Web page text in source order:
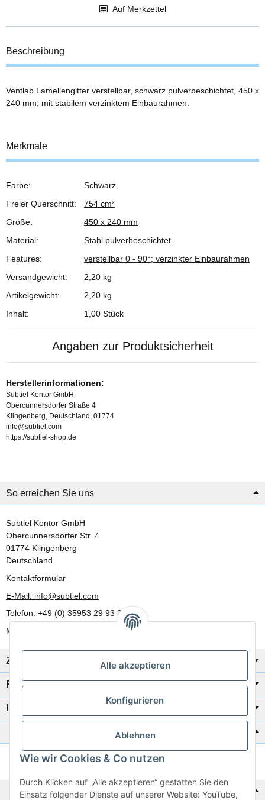
Alle akzeptieren
Konfigurieren
Ablehnen
Wie wir Cookies & Co nutzen
Durch Klicken auf „Alle akzeptieren“ gestatten Sie den
Einsatz folgender Dienste auf unserer Website: YouTube,
Auf Merkzettel
Beschreibung
Ventlab Lamellengitter verstellbar, schwarz pulverbeschichtet, 450 x
240 mm, mit stabilem verzinktem Einbaurahmen.
Merkmale
Produkteigenschaft
Wert
Farbe:
Schwarz
Freier Querschnitt:
754 cm²
Größe:
450 x 240 mm
Material:
Stahl pulverbeschichtet
Features:
verstellbar 0 - 90°; verzinkter Einbaurahmen
Versandgewicht:
2,20 kg
Artikelgewicht:
2,20 kg
Inhalt:
1,00 Stück
Angaben zur Produktsicherheit
Herstellerinformationen:
Subtiel Kontor GmbH
Obercunnersdorfer Straße 4
Klingenberg, Deutschland, 01774
info@subtiel.com
https://subtiel-shop.de
So erreichen Sie uns
Subtiel Kontor GmbH
Obercunnersdorfer Str. 4
01774 Klingenberg
Deutschland
Kontaktformular
E-Mail: info@subtiel.com
Telefon: +49 (0) 35953 29 93 30
Mo-Fr: 8:00 Uhr - 17:00 Uhr
Zahlung/Versand
Rechtliches
Informationen
Katalog zur Hand?
Zur Schnellbestellung
Noch kein Katalog?